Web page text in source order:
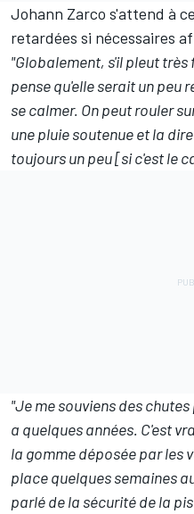
Johann Zarco s'attend à
retardées si nécessaires
"Globalement, s'il pleut
pense qu'elle serait un peu
se calmer. On peut rouler
une pluie soutenue et la
toujours un peu [si c'est le
"Je me souviens des
a quelques années. C'est
la gomme déposée par les
place quelques semaines
parlé de la sécurité de la